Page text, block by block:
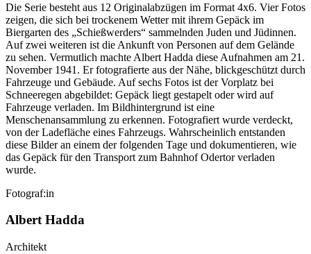
Die Serie besteht aus 12 Originalabzügen im Format 4x6. Vier Fotos
zeigen, die sich bei trockenem Wetter mit ihrem Gepäck im
Biergarten des „Schießwerders“ sammelnden Juden und Jüdinnen.
Auf zwei weiteren ist die Ankunft von Personen auf dem Gelände
zu sehen. Vermutlich machte Albert Hadda diese Aufnahmen am 21.
November 1941. Er fotografierte aus der Nähe, blickgeschützt durch
Fahrzeuge und Gebäude. Auf sechs Fotos ist der Vorplatz bei
Schneeregen abgebildet: Gepäck liegt gestapelt oder wird auf
Fahrzeuge verladen. Im Bildhintergrund ist eine
Menschenansammlung zu erkennen. Fotografiert wurde verdeckt,
von der Ladefläche eines Fahrzeugs. Wahrscheinlich entstanden
diese Bilder an einem der folgenden Tage und dokumentieren, wie
das Gepäck für den Transport zum Bahnhof Odertor verladen
wurde.
Fotograf:in
Albert Hadda
Architekt